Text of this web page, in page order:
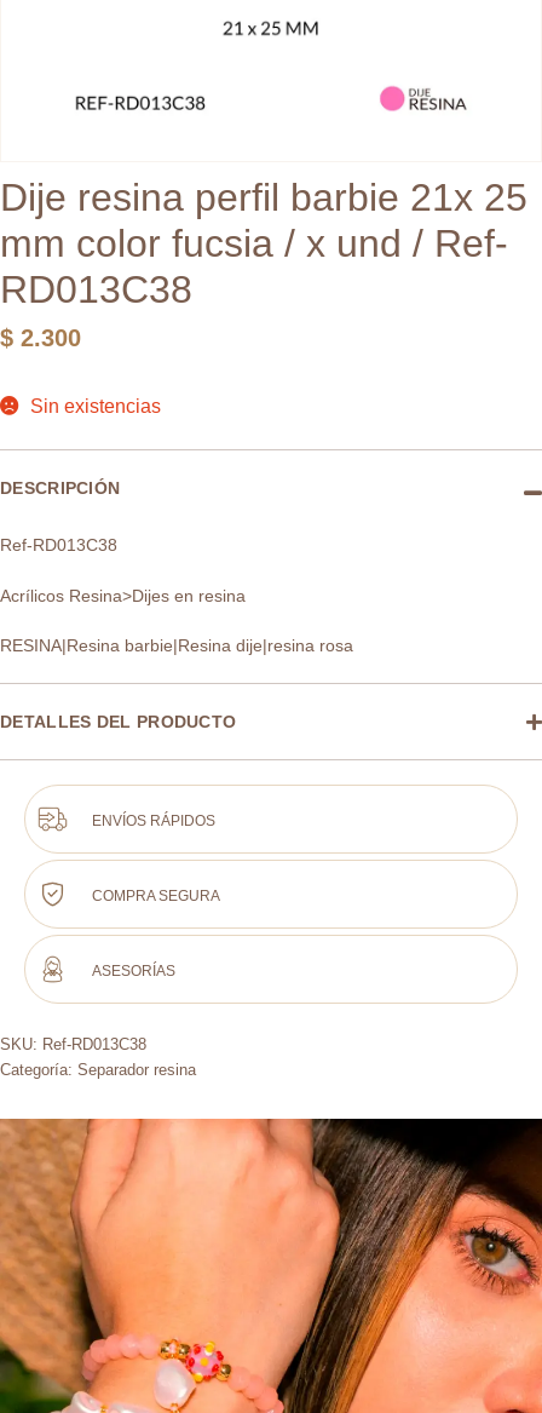
Dije resina perfil barbie 21x 25
mm color fucsia / x und / Ref-
RD013C38
$ 2.300
Sin existencias
DESCRIPCIÓN
Ref-RD013C38
Acrílicos Resina>Dijes en resina
RESINA|Resina barbie|Resina dije|resina rosa
DETALLES DEL PRODUCTO
ENVÍOS RÁPIDOS
COMPRA SEGURA
ASESORÍAS
SKU: Ref-RD013C38
Categoría: Separador resina